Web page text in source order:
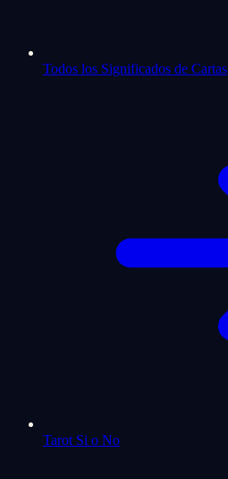
Todos los Significados de Cartas
Tarot Si o No